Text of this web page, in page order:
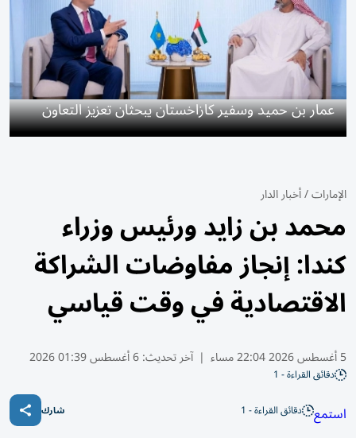
عمار بن حميد وسفير كازاخستان يبحثان تعزيز التعاون
الإمارات/أخبار الدار
محمد بن زايد ورئيس وزراء
كندا: إنجاز مفاوضات الشراكة
الاقتصادية في وقت قياسي
5 أغسطس 2026 22:04 مساء | آخر تحديث:6 أغسطس 01:39 2026
دقائق القراءة - 1
استمع دقائق القراءة - 1 شارك